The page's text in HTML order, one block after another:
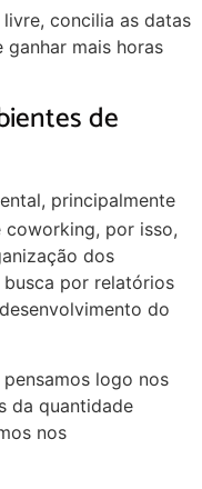
concilia as datas
ganhar mais horas
de
principalmente
coworking, por isso,
dos
por relatórios
do
logo nos
da quantidade
nos